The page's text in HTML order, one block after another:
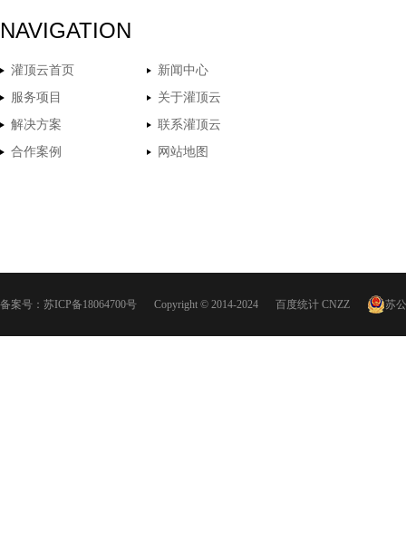
NAVIGATION
灌顶云首页
新闻中心
服务项目
关于灌顶云
解决方案
联系灌顶云
合作案例
网站地图
备案号： 苏ICP备18064700号 Copyright © 2014-2024 百度统计 CNZZ 苏